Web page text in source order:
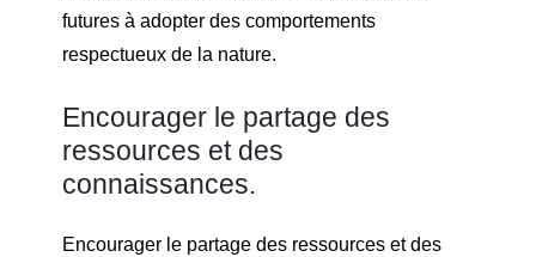
futures à adopter des comportements
respectueux de la nature.
Encourager le partage des
ressources et des
connaissances.
Encourager le partage des ressources et des